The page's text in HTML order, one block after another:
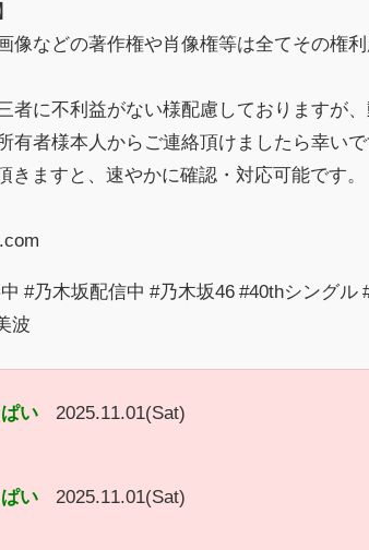
像などの著作権や肖像権等は全てその権
者に不利益がない様配慮しておりますが
有者様本人からご連絡頂けましたら幸いで
きますと、速やかに確認・対応可能です。
#乃木坂配信中 #乃木坂46 #40thシングル
波
い
2025.11.01(Sat)
い
2025.11.01(Sat)